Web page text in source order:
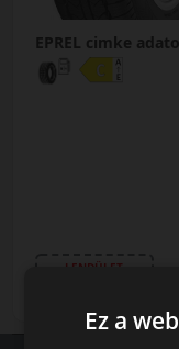
EPREL cimke
LENDÜLET
Ez a